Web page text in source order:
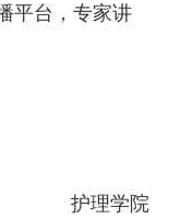
平台，专家讲
护理学院